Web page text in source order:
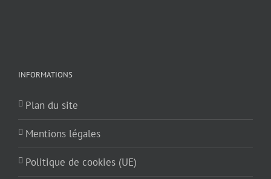
INFORMATIONS
Plan du site
Mentions légales
Politique de cookies (UE)